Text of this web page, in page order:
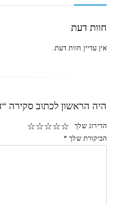
חוות דעת
אין עדיין חוות דעת.
היה הראשון לכתוב סקירה
הדירוג שלך
הביקורת שלך *